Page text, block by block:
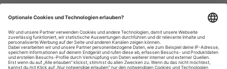
Datenschutzhinweise
Impressum